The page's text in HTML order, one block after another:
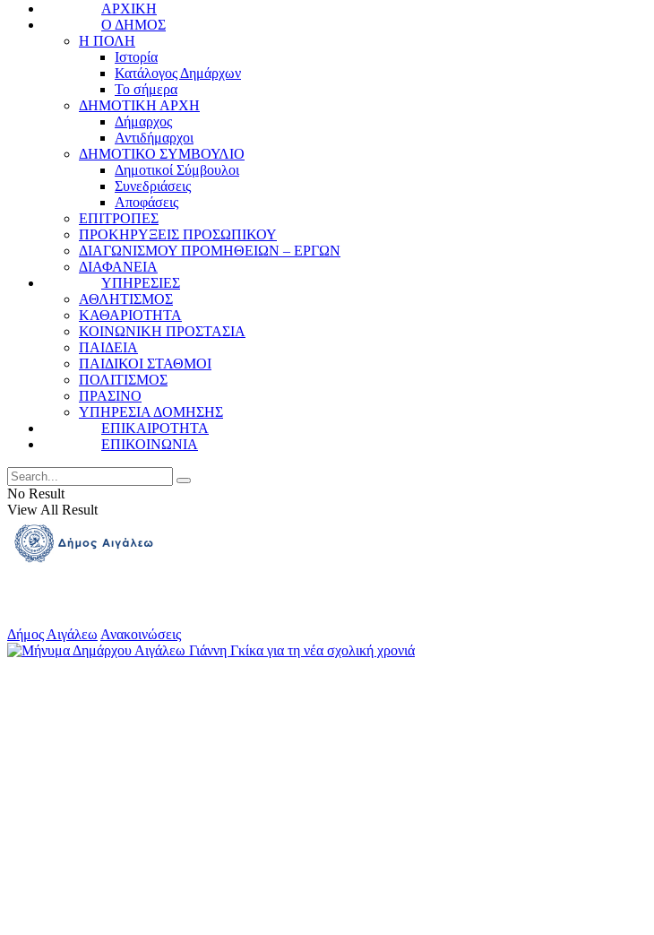
ΑΡΧΙΚΗ
Ο ΔΗΜΟΣ
Η ΠΟΛΗ
Ιστορία
Κατάλογος Δημάρχων
Το σήμερα
ΔΗΜΟΤΙΚΗ ΑΡΧΗ
Δήμαρχος
Αντιδήμαρχοι
ΔΗΜΟΤΙΚΟ ΣΥΜΒΟΥΛΙΟ
Δημοτικοί Σύμβουλοι
Συνεδριάσεις
Αποφάσεις
ΕΠΙΤΡΟΠΕΣ
ΠΡΟΚΗΡΥΞΕΙΣ ΠΡΟΣΩΠΙΚΟΥ
ΔΙΑΓΩΝΙΣΜΟΥ ΠΡΟΜΗΘΕΙΩΝ – ΕΡΓΩΝ
ΔΙΑΦΑΝΕΙΑ
ΥΠΗΡΕΣΙΕΣ
ΑΘΛΗΤΙΣΜΟΣ
ΚΑΘΑΡΙΟΤΗΤΑ
ΚΟΙΝΩΝΙΚΗ ΠΡΟΣΤΑΣΙΑ
ΠΑΙΔΕΙΑ
ΠΑΙΔΙΚΟΙ ΣΤΑΘΜΟΙ
ΠΟΛΙΤΙΣΜΟΣ
ΠΡΑΣΙΝΟ
ΥΠΗΡΕΣΙΑ ΔΟΜΗΣΗΣ
ΕΠΙΚΑΙΡΟΤΗΤΑ
ΕΠΙΚΟΙΝΩΝΙΑ
No Result
View All Result
Δήμος Αιγάλεω Ανακοινώσεις